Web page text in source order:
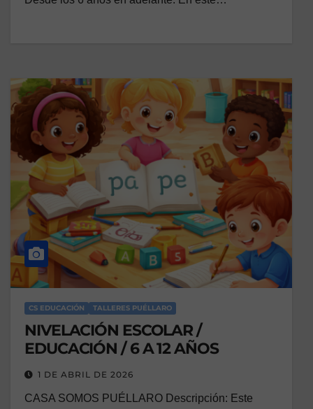
CS EDUCACIÓN TALLERES PUÉLLARO
NIVELACIÓN ESCOLAR /
EDUCACIÓN / 6 A 12 AÑOS
1 DE ABRIL DE 2026
CASA SOMOS PUÉLLARO Descripción: Este